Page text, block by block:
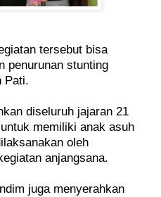
tersebut bisa
penurunan stunting
Pati.
diseluruh jajaran 21
memiliki anak asuh
oleh
anjangsana.
juga menyerahkan